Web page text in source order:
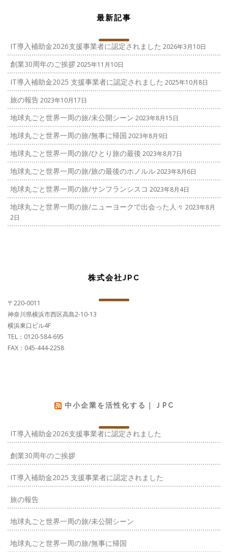
最新記事
IT導入補助金2026支援事業者に認定されました 2026年3月10日
創業30周年のご挨拶2025年11月10日
IT導入補助金2025 支援事業者に認定されました 2025年10月8日
旅の報告2023年10月17日
地球丸ごと世界一周の旅/未公開シーン 2023年8月15日
地球丸ごと世界一周の旅/無事に帰国 2023年8月9日
地球丸ごと世界一周の旅/ひとり旅の最後 2023年8月7日
地球丸ごと世界一周の旅/旅の最後のホノルル2023年8月6日
地球丸ごと世界一周の旅/サンフランシスコ 2023年8月4日
地球丸ごと世界一周の旅/ニューヨークで出会った人々 2023年8月
2日
株式会社JPC
〒220-0011
神奈川県横浜市西区高島2-10-13
横浜東口ビル4F
TEL：0120-584-695
FAX：045-444-2258
中小企業を活性化する｜ＪPC
IT導入補助金2026支援事業者に認定されました
創業30周年のご挨拶
IT導入補助金2025 支援事業者に認定されました
旅の報告
地球丸ごと世界一周の旅/未公開シーン
地球丸ごと世界一周の旅/無事に帰国